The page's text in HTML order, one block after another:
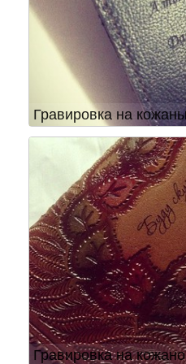
Гравировка на
Гравировка на